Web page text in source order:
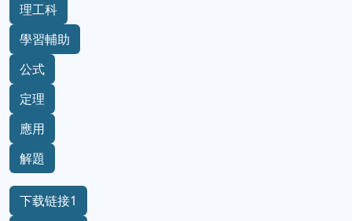
理工科
學習輔助
公式
定理
應用
解題
下载链接1